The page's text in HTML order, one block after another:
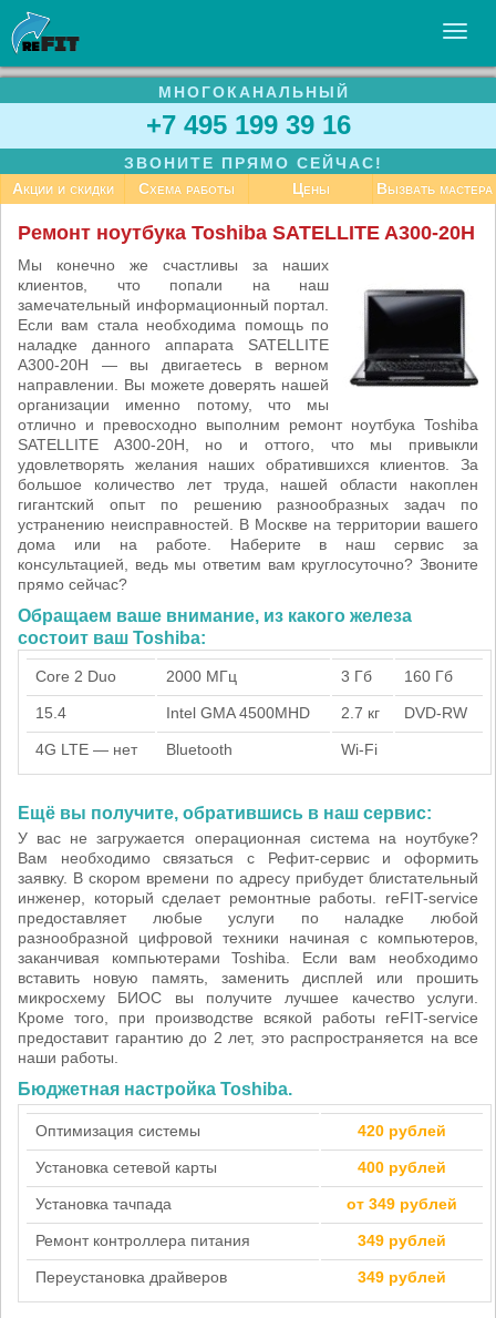
УСЛУГИ
БИЗНЕСУ
СТАТЬИ
МНОГОКАНАЛЬНЫЙ
+7 495 199 39 16
ЗВОНИТЕ ПРЯМО СЕЙЧАС!
Акции и скидки
Схема работы Цены Вызвать мастера
Ремонт ноутбука Toshiba SATELLITE A300-20H
Мы конечно же счастливы за наших
клиентов, что попали на наш
замечательный информационный портал.
Если вам стала необходима помощь по
наладке данного аппарата SATELLITE
A300-20H — вы двигаетесь в верном
направлении. Вы можете доверять нашей
организации именно потому, что мы
отлично и превосходно выполним ремонт ноутбука Toshiba
SATELLITE A300-20H, но и оттого, что мы привыкли
удовлетворять желания наших обратившихся клиентов. За
большое количество лет труда, нашей области накоплен
гигантский опыт по решению разнообразных задач по
устранению неисправностей. В Москве на территории вашего
дома или на работе. Наберите в наш сервис за
консультацией, ведь мы ответим вам круглосуточно? Звоните
прямо сейчас?
Обращаем ваше внимание, из какого железа
состоит ваш Toshiba:
Core 2 Duo 2000 МГц 3 Гб 160 Гб
15.4 Intel GMA 4500MHD 2.7 кг DVD-RW
4G LTE — нет Bluetooth Wi-Fi
Ещё вы получите, обратившись в наш сервис:
У вас не загружается операционная система на ноутбуке?
Вам необходимо связаться с Рефит-сервис и оформить
заявку. В скором времени по адресу прибудет блистательный
инженер, который сделает ремонтные работы. reFIT-service
предоставляет любые услуги по наладке любой
разнообразной цифровой техники начиная с компьютеров,
заканчивая компьютерами Toshiba. Если вам необходимо
вставить новую память, заменить дисплей или прошить
микросхему БИОС вы получите лучшее качество услуги.
Кроме того, при производстве всякой работы reFIT-service
предоставит гарантию до 2 лет, это распространяется на все
наши работы.
Бюджетная настройка Toshiba.
Оптимизация системы 420 рублей
Установка сетевой карты 400 рублей
Установка тачпада от 349 рублей
Ремонт контроллера питания 349 рублей
Переустановка драйверов 349 рублей